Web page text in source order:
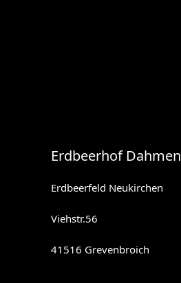
Erdbeerhof Dahmen
Erdbeerfeld Neukirchen
Viehstr.56
41516 Grevenbroich